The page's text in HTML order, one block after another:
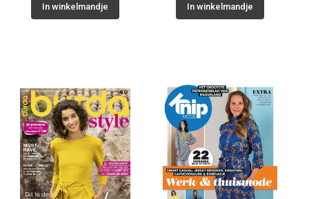
In winkelmandje In winkelmandje